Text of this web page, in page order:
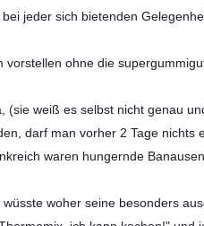
jeder sich bietenden
ohne die
(sie weiß es selbst nicht genau
darf man vorher 2 Tage nichts
waren hungernde Banausen.
woher seine besonders